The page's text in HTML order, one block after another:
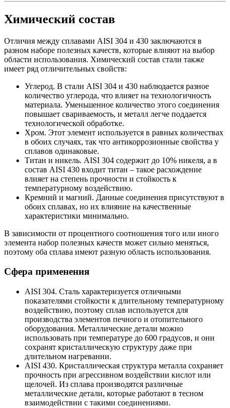
Химический состав
Отличия между сплавами AISI 304 и 430 заключаются в
разном наборе полезных качеств, которые влияют на выбор
области использования. Химический состав стали также
имеет ряд отличительных свойств:
Углерод. В стали AISI 304 и 430 наблюдается разное
количество углерода, что влияет на технологичность
материала. Уменьшенное количество этого соединения
повышает свариваемость, и металл легче поддается
технологической обработке.
Хром. Этот элемент используется в равных количествах
в обоих случаях, так что антикоррозионные свойства у
сплавов одинаковые.
Титан и никель. AISI 304 содержит до 10% никеля, а в
состав AISI 430 входит титан – такое расхождение
влияет на степень прочности и стойкость к
температурному воздействию.
Кремний и магний. Данные соединения присутствуют в
обоих сплавах, но их влияние на качественные
характеристики минимально.
В зависимости от процентного соотношения того или иного
элемента набор полезных качеств может сильно меняться,
поэтому оба сплава имеют разную область использования.
Сфера применения
AISI 304. Сталь характеризуется отличными
показателями стойкости к длительному температурному
воздействию, поэтому сплав используется для
производства элементов печного и отопительного
оборудования. Металлические детали можно
использовать при температуре до 600 градусов, и они
сохранят кристаллическую структуру даже при
длительном нагревании.
AISI 430. Кристаллическая структура металла сохраняет
прочность при агрессивном воздействии кислот или
щелочей. Из сплава производятся различные
металлические детали, которые работают в тесном
взаимодействии с такими соединениями.